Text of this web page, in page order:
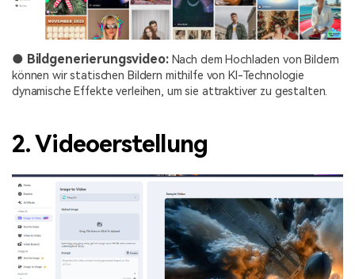
● Bildgenerierungsvideo:Nach dem Hochladen von Bildern
können wir statischen Bildern mithilfe von KI-Technologie
dynamische Effekte verleihen, um sie attraktiver zu gestalten.
2. Videoerstellung